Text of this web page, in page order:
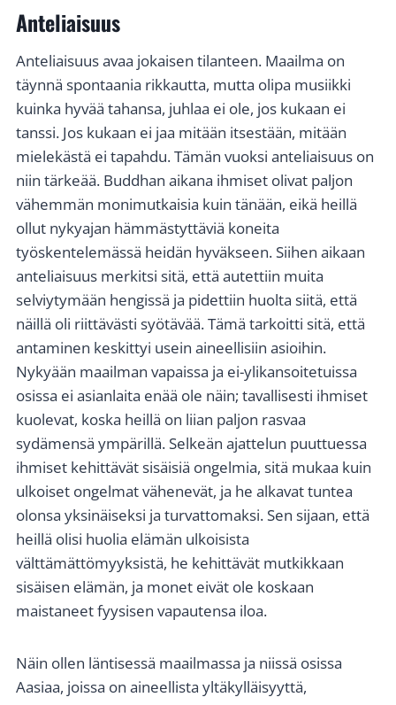
Anteliaisuus
Anteliaisuus avaa jokaisen tilanteen. Maailma on
täynnä spontaania rikkautta, mutta olipa musiikki
kuinka hyvää tahansa, juhlaa ei ole, jos kukaan ei
tanssi. Jos kukaan ei jaa mitään itsestään, mitään
mielekästä ei tapahdu. Tämän vuoksi anteliaisuus on
niin tärkeää. Buddhan aikana ihmiset olivat paljon
vähemmän monimutkaisia kuin tänään, eikä heillä
ollut nykyajan hämmästyttäviä koneita
työskentelemässä heidän hyväkseen. Siihen aikaan
anteliaisuus merkitsi sitä, että autettiin muita
selviytymään hengissä ja pidettiin huolta siitä, että
näillä oli riittävästi syötävää. Tämä tarkoitti sitä, että
antaminen keskittyi usein aineellisiin asioihin.
Nykyään maailman vapaissa ja ei-ylikansoitetuissa
osissa ei asianlaita enää ole näin; tavallisesti ihmiset
kuolevat, koska heillä on liian paljon rasvaa
sydämensä ympärillä. Selkeän ajattelun puuttuessa
ihmiset kehittävät sisäisiä ongelmia, sitä mukaa kuin
ulkoiset ongelmat vähenevät, ja he alkavat tuntea
olonsa yksinäiseksi ja turvattomaksi. Sen sijaan, että
heillä olisi huolia elämän ulkoisista
välttämättömyyksistä, he kehittävät mutkikkaan
sisäisen elämän, ja monet eivät ole koskaan
maistaneet fyysisen vapautensa iloa.
Näin ollen läntisessä maailmassa ja niissä osissa
Aasiaa, joissa on aineellista yltäkylläisyyttä,